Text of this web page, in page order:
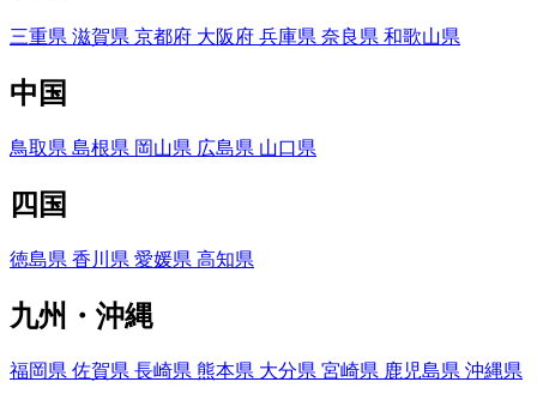
三重県 滋賀県 京都府 大阪府 兵庫県 奈良県 和歌山県
中国
鳥取県 島根県 岡山県 広島県 山口県
四国
徳島県 香川県 愛媛県 高知県
九州・沖縄
福岡県 佐賀県 長崎県 熊本県 大分県 宮崎県 鹿児島県 沖縄県